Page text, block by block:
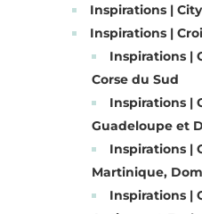
Inspirations |
Inspirations |
Inspirations |
Corse du Sud
Inspirations |
Guadeloupe et
Inspirations |
Martinique,
Inspirations |